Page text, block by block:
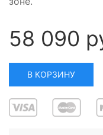
58 090
В КОРЗИНУ